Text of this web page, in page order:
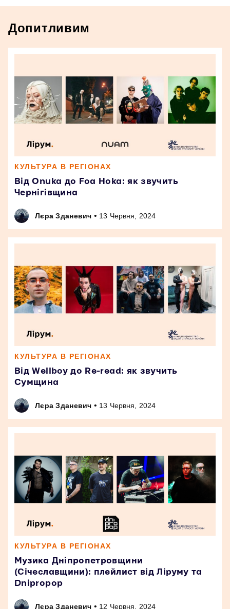
Допитливим
КУЛЬТУРА В РЕГІОНАХ
Від Onuka до Foa Hoka: як звучить
Чернігівщина
Лєра Зданевич • 13 Червня, 2024
КУЛЬТУРА В РЕГІОНАХ
Від Wellboy до Re-read: як звучить
Сумщина
Лєра Зданевич • 13 Червня, 2024
КУЛЬТУРА В РЕГІОНАХ
Музика Дніпропетровщини
(Січеславщини): плейлист від Ліруму та
Dnipropop
Лєра Зданевич • 12 Червня, 2024